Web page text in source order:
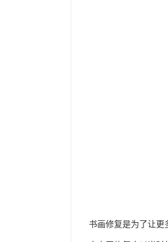
书画修复是为了让更